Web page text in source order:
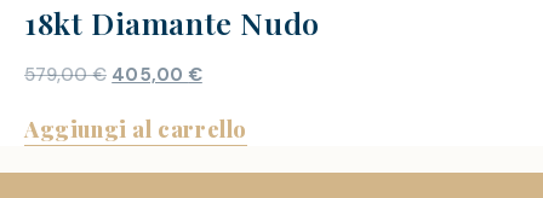
18kt Diamante Nudo
579,00€ 405,00 €
Aggiungi al carrello